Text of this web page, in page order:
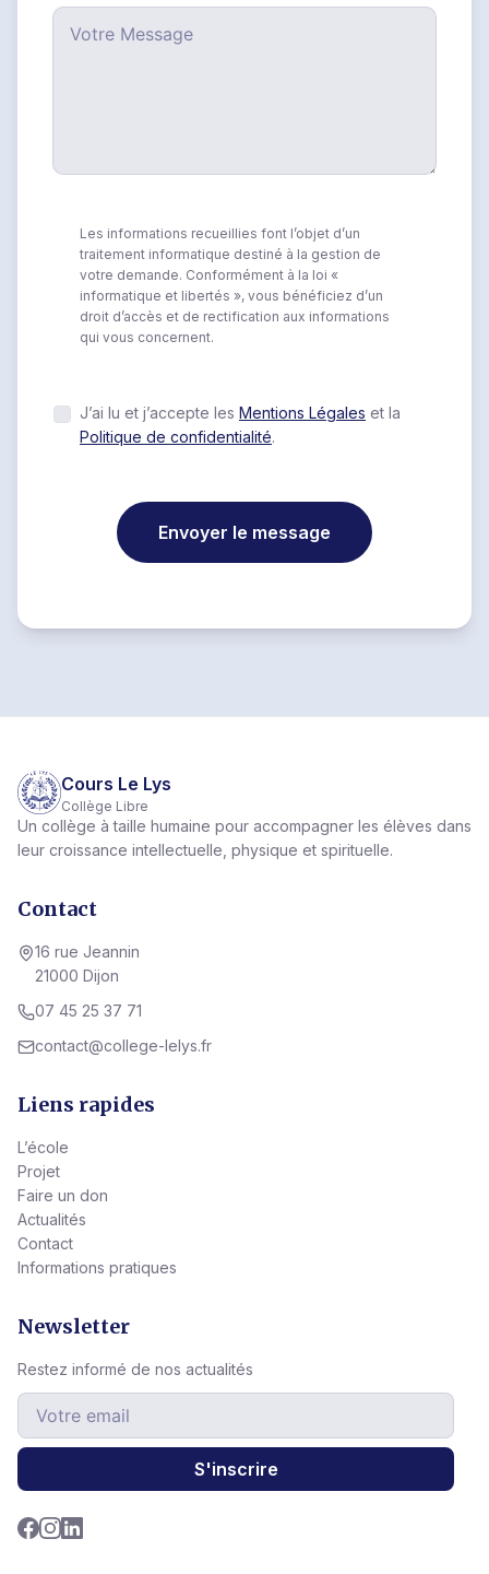
Les informations recueillies font l’objet d’un
traitement informatique destiné à la gestion de
votre demande. Conformément à la loi «
informatique et libertés », vous bénéficiez d’un
droit d’accès et de rectification aux informations
qui vous concernent.
J’ai lu et j’accepte les Mentions Légales et la
Politique de confidentialité.
Envoyer le message
Cours Le Lys
Collège Libre
Un collège à taille humaine pour accompagner les élèves dans
leur croissance intellectuelle, physique et spirituelle.
Contact
16 rue Jeannin
21000 Dijon
07 45 25 37 71
contact@college-lelys.fr
Liens rapides
L’école
Projet
Faire un don
Actualités
Contact
Informations pratiques
Newsletter
Restez informé de nos actualités
S'inscrire